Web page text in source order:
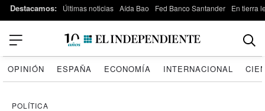
Destacamos: Últimas noticias Aída Bao Fed Banco Santander En tierra
OPINIÓN ESPAÑA ECONOMÍA INTERNACIONAL
POLÍTICA